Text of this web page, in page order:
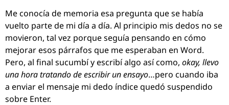
Me conocía de memoria esa pregunta que se había
vuelto parte de mi día a día. Al principio mis dedos no se
movieron, tal vez porque seguía pensando en cómo
mejorar esos párrafos que me esperaban en Word.
Pero, al final sucumbí y escribí algo así como, okay, llevo
una hora tratando de escribir un ensayo…pero cuando iba
a enviar el mensaje mi dedo índice quedó suspendido
sobre Enter.